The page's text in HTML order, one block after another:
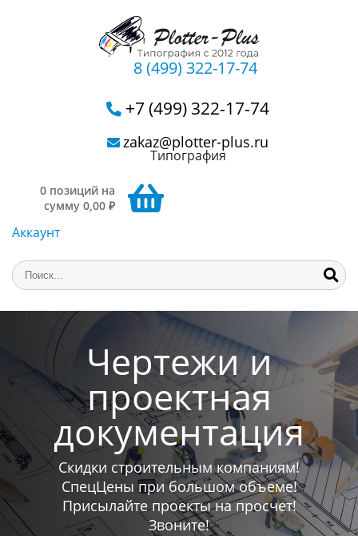
8 (499) 322-17-74
+7 (499) 322-17-74
zakaz@plotter-plus.ru
Типография
0 позиций на
сумму 0,00 ₽
Аккаунт
Чертежи и
проектная
документация
Скидки строительным компаниям!
СпецЦены при большом объеме!
Присылайте проекты на просчет!
Звоните!